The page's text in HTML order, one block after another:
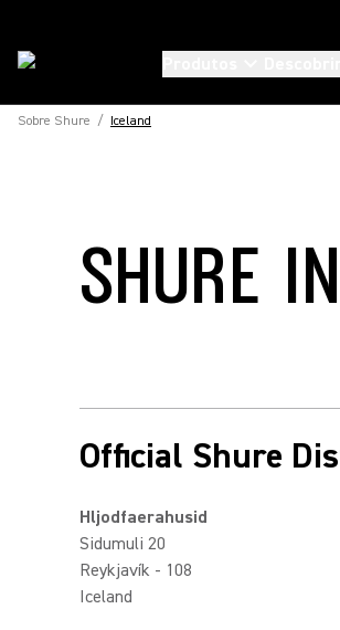
Sobre Shure / Iceland
SHURE
Official Shure
Hljodfaerahusid
Sidumuli 20
Reykjavík - 108
Iceland